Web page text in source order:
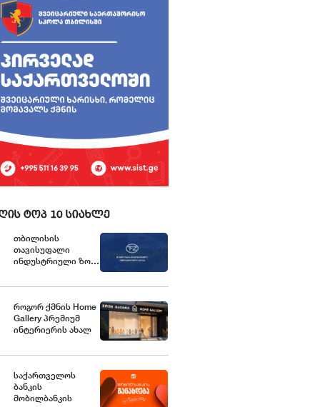
ტოპ 10 სიახლე
თბილისის
თავისუფალი
ინდუსტრიული ზონა
ავრცელებს
როგორ ქმნის Home
Gallery პრემიუმ
ინტერიერის ახალ
საქართველოში
საქართველოს
ბანკის
მობილბანკის